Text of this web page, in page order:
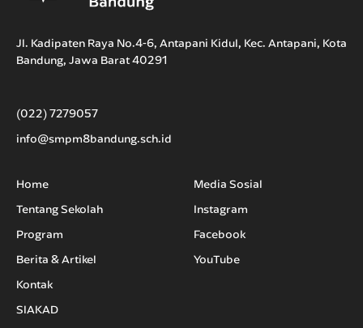
Jl. Kadipaten Raya No.4-6, Antapani Kidul, Kec. Antapani, Kota
Bandung, Jawa Barat 40291
(022) 7279057
info@smpm8bandung.sch.id
Home
Tentang Sekolah
Program
Berita & Artikel
Kontak
SIAKAD
Media Sosial
Instagram
Facebook
YouTube